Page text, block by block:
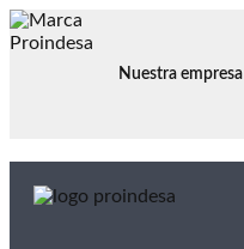
Nuestra empresa